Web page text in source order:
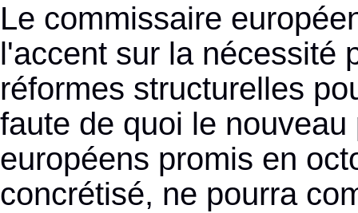
Le commissaire
l'accent sur la nécessité
réformes structurelles
faute de quoi le
européens promis en
concrétisé, ne pourra